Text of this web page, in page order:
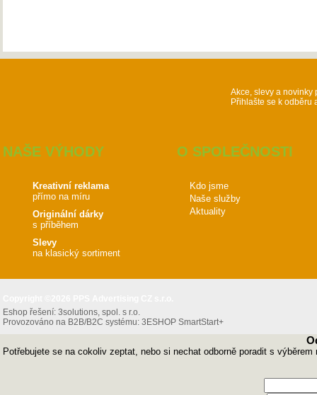
Akce, slevy a novinky
Přihlašte se k odběru
NAŠE VÝHODY
Kreativní reklama
přímo na míru
Originální dárky
s příběhem
Slevy
na klasický sortiment
O SPOLEČNOSTI
Kdo jsme
Naše služby
Aktuality
Eshop řešení: 3solutions, spol. s r.o.
Provozováno na B2B/B2C systému: 3ESHOP SmartStart+
Potřebujete se na cokoliv zeptat, nebo si nechat odborně poradit s